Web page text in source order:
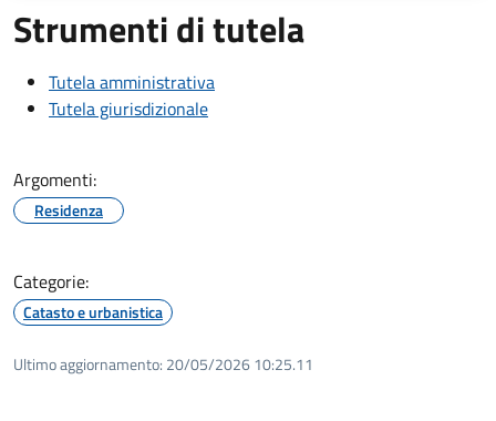
Strumenti di tutela
Tutela amministrativa
Tutela giurisdizionale
Argomenti:
Residenza
Categorie:
Catasto e urbanistica
Ultimo aggiornamento: 20/05/2026 10:25.11